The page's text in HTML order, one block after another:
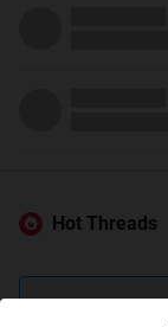
Hot Threads